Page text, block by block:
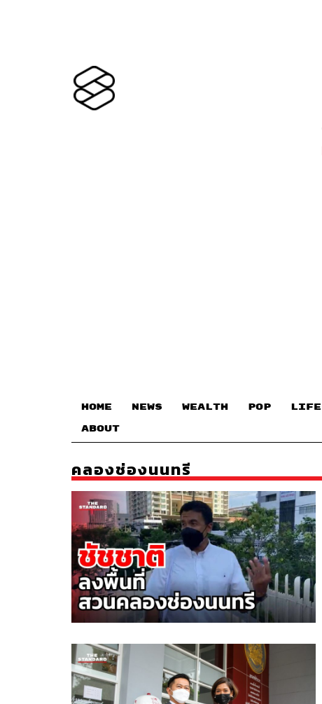
HOME NEWS WEALTH POP LIFE
ABOUT
คลองช่องนนทรี